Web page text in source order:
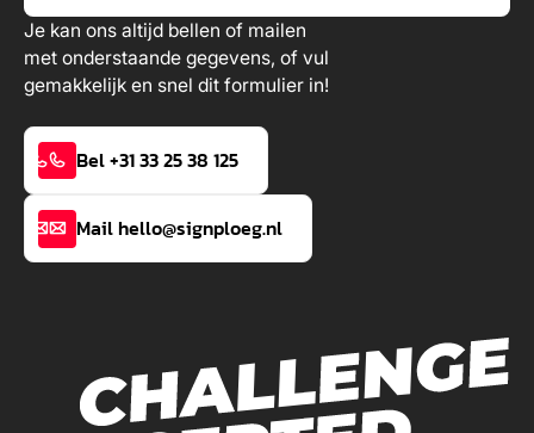
Je kan ons altijd bellen of mailen
met onderstaande gegevens, of vul
gemakkelijk en snel dit formulier in!
Bel +31 33 25 38 125
Mail hello@signploeg.nl